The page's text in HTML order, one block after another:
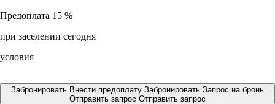
Предоплата 15 %
при заселении сегодня
условия
Забронировать Внести предоплату Забронировать Запрос на бронь
Отправить запрос Отправить запрос